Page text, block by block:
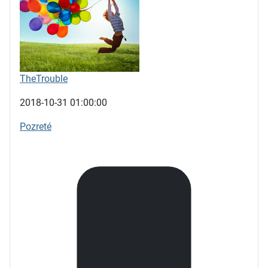
TheTrouble
2018-10-31 01:00:00
Pozreté